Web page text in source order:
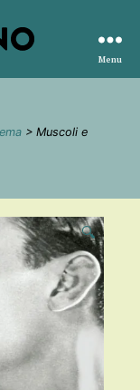
Menu
> Muscoli e
🔍